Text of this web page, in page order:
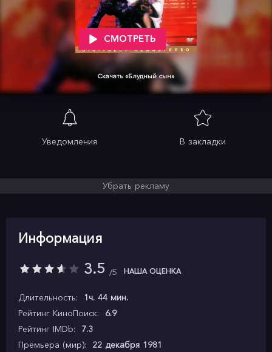
СМОТРЕТЬ
Скачать «Блудный сын»
Уведомления В закладки
Убрать рекламу
Информация
3.5 5 НАША ОЦЕНКА
Длительность:
1ч. 44 мин.
Рейтинг КиноПоиск:
6.9
Рейтинг IMDb:
7.3
Премьера (мир):
22 декабря 1981